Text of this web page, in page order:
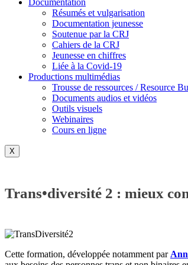
Résumés et vulgarisation
Documentation jeunesse
Soutenue par la CRJ
Cahiers de la CRJ
Jeunesse en chiffres
Liée à la Covid-19
Productions multimédias
Trousse de ressources / Resource
Documents audios et vidéos
Outils visuels
Webinaires
Cours en ligne
X
Trans•diversité 2 : mieux
Cette formation, développée notamment par